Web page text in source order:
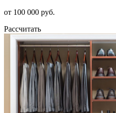
от 100 000 руб.
Рассчитать